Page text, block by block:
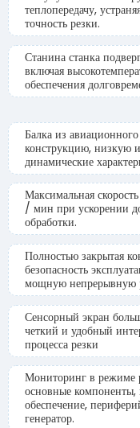
теплопередачу,
точность резки.
Станина станка
включая
обеспечения
Балка из
конструкцию, низкую
динамические
Максимальная
/ мин при ускорении
обработки.
Полностью закрытая
безопасность
мощную непрерывную
Сенсорный экран
четкий и удобный
процесса резки
Мониторинг в режиме
основные
обеспечение,
генератор.